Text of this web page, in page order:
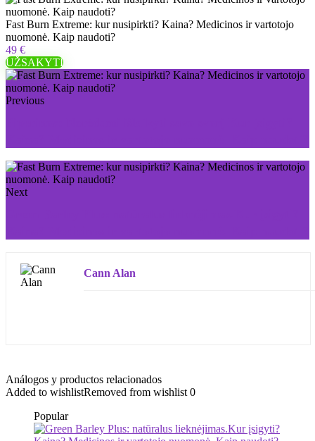
Fast Burn Extreme: kur nusipirkti? Kaina? Medicinos ir vartotojo
nuomonė. Kaip naudoti?
49 €
UŽSAKYTI
Previous
Next
Cann Alan
Análogos y productos relacionados
Added to wishlistRemoved from wishlist 0
Popular